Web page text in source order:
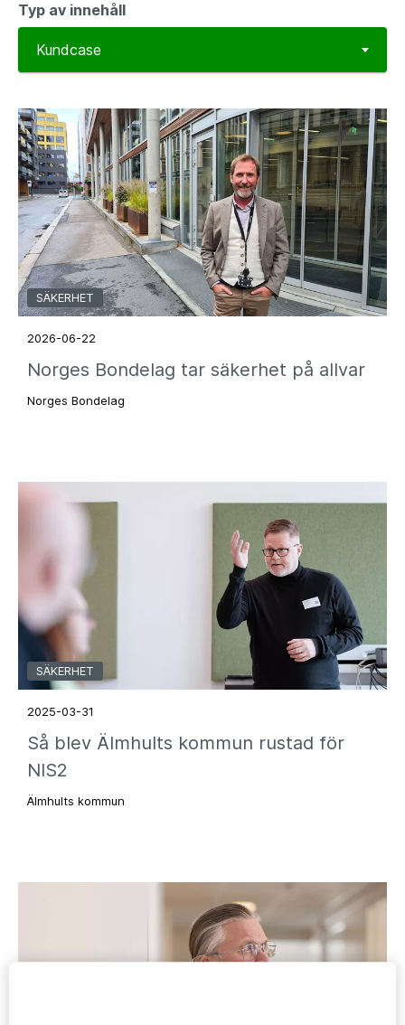
Typ av innehåll
SÄKERHET
2026-06-22
Norges Bondelag tar säkerhet på allvar
Norges Bondelag
SÄKERHET
2025-03-31
Så blev Älmhults kommun rustad för
NIS2
Älmhults kommun